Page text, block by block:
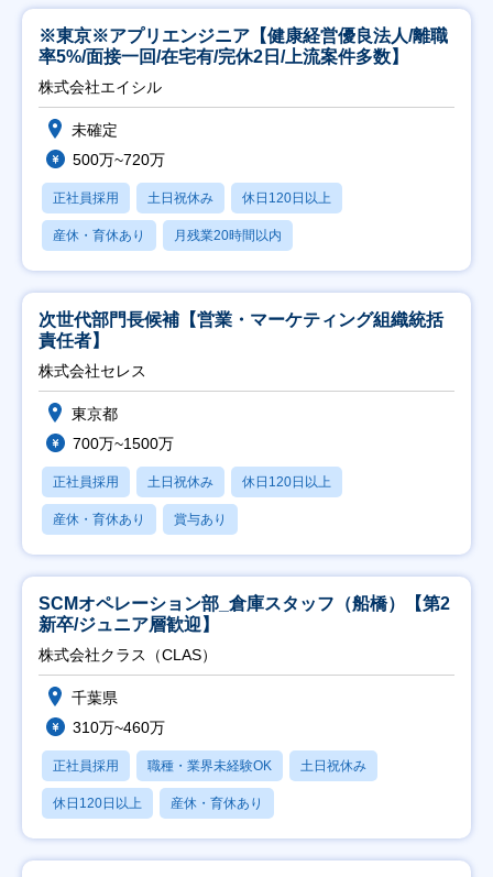
※東京※アプリエンジニア【健康経営優良法人/離職
率5%/面接一回/在宅有/完休2日/上流案件多数】
株式会社エイシル
未確定
500万~720万
正社員採用 土日祝休み 休日120日以上
産休・育休あり 月残業20時間以内
次世代部門長候補【営業・マーケティング組織統括
責任者】
株式会社セレス
東京都
700万~1500万
正社員採用 土日祝休み 休日120日以上
産休・育休あり 賞与あり
SCMオペレーション部_倉庫スタッフ（船橋）【第2
新卒/ジュニア層歓迎】
株式会社クラス（CLAS）
千葉県
310万~460万
正社員採用 職種・業界未経験OK 土日祝休み
休日120日以上 産休・育休あり